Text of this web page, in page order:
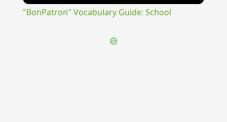
"BonPatron" Vocabulary Guide: School